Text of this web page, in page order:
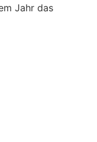
Jahr das